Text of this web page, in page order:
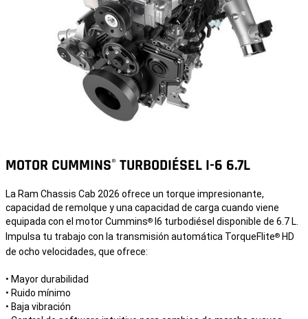
MOTOR CUMMINS® TURBODIÉSEL I-6 6.7L
La Ram Chassis Cab 2026 ofrece un torque impresionante,
capacidad de remolque y una capacidad de carga cuando viene
equipada con el motor Cummins® I6 turbodiésel disponible de 6.7 L.
Impulsa tu trabajo con la transmisión automática TorqueFlite® HD
de ocho velocidades, que ofrece:
• Mayor durabilidad
• Ruido mínimo
• Baja vibración